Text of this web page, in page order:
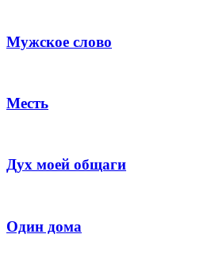
Мужское слово
Месть
Дух моей общаги
Один дома